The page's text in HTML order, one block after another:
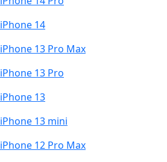
iPhone 14
iPhone 13 Pro Max
iPhone 13 Pro
iPhone 13
iPhone 13 mini
iPhone 12 Pro Max